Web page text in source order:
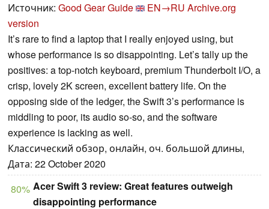
Источник: Good Gear Guide EN→RU Archive.org
version
It’s rare to find a laptop that I really enjoyed using, but
whose performance is so disappointing. Let’s tally up the
positives: a top-notch keyboard, premium Thunderbolt I/O, a
crisp, lovely 2K screen, excellent battery life. On the
opposing side of the ledger, the Swift 3’s performance is
middling to poor, its audio so-so, and the software
experience is lacking as well.
Классический обзор, онлайн, оч. большой длины,
Дата: 22 October 2020
80% Acer Swift 3 review: Great features outweigh
disappointing performance